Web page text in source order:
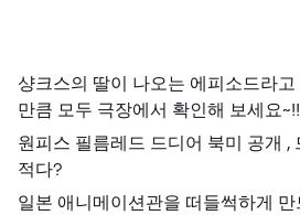
샹크스의 딸이 나오는 에피소드라
만큼 모두 극장에서 확인해 보세요~!!
원피스 필름레드 드디어 북미 공개 ,
적다?
일본 애니메이션관을 떠들썩하게